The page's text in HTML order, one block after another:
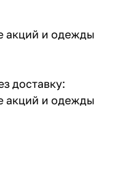
акций и одежды
доставку:
акций и одежды